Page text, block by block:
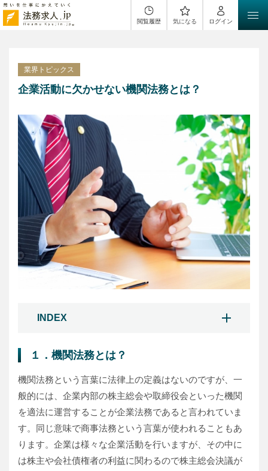
閲覧履歴 気になる ログイン
業界トピックス
企業活動に欠かせない機関法務とは？
INDEX
１．機関法務とは？
機関法務という言葉に法律上の定義はないのですが、一
般的には、企業内部の株主総会や取締役会といった機関
を適法に運営することが企業法務であると言われていま
す。同じ意味で商事法務という言葉が使われることもあ
ります。企業は様々な企業活動を行いますが、その中に
は株主や会社債権者の利益に関わるので株主総会決議が